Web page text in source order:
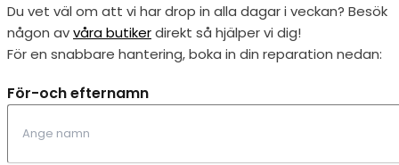
Du vet väl om att vi har drop in alla dagar i veckan? Besök
någon avvåra butikerdirekt så hjälper vi dig!
För en snabbare hantering, boka in din reparation nedan:
För-och efternamn